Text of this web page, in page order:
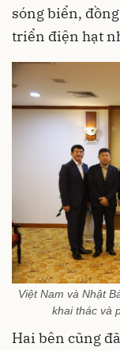
sóng biển,
triển điện hạt
Việt Nam và Nhật
khai thác và
Hai bên cũng